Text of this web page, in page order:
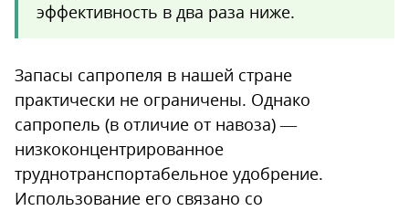
эффективность в два раза ниже.
Запасы сапропеля в нашей стране
практически не ограничены. Однако
сапропель (в отличие от навоза) —
низкоконцентрированное
труднотранспортабельное удобрение.
Использование его связано со